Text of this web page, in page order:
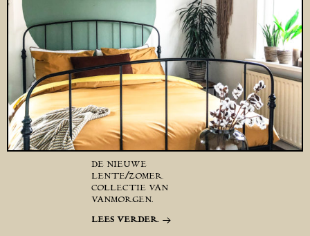
DE NIEUWE
LENTE/ZOMER
COLLECTIE VAN
VANMORGEN.
LEES VERDER